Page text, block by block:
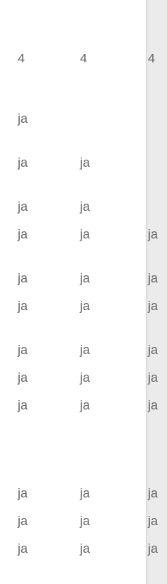
4 4 4
ja
ja ja
ja
ja
ja ja ja
ja ja
ja
ja ja ja
ja ja
ja
ja ja
ja
ja ja ja
ja ja
ja
ja ja
ja
ja ja
ja